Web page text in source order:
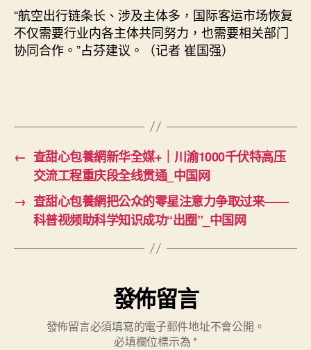
“航空出行链条长、涉及主体多，国际客运市场恢复
不仅需要行业内各主体共同努力，也需要相关部门
协同合作。”占芬建议。（记者 崔国强）
← 查甜心包養網新华全媒+｜川渝1000千伏特高压
交流工程重庆段全线贯通_中国网
→ 查甜心包養網把公众的零星注意力争取过来——
科普视频助科学知识成功“出圈”_中国网
發佈留言
發佈留言必須填寫的電子郵件地址不會公開。
必填欄位標示為 *